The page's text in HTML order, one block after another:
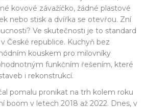
kovové závažíčko, žádné plastové
nebo stisk a dvířka se otevřou. Zní
Ve skutečnosti je to standard
České republice. Kuchyň bez
kouskem pro milovníky
funkčním řešením, které
i rekonstrukcí.
pomalu pronikat na trh kolem roku
boom v letech 2018 až 2022. Dnes, v